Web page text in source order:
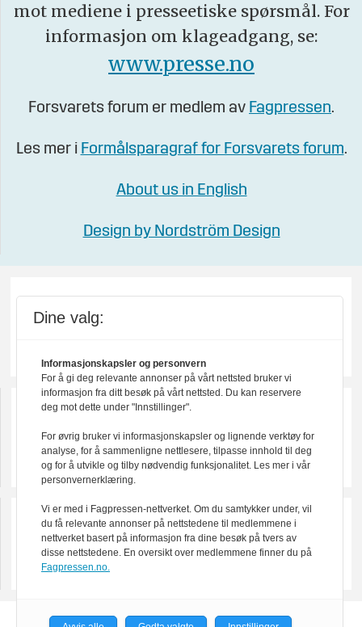
mot mediene i presseetiske spørsmål. For
informasjon om klageadgang, se:
www.presse.no
Forsvarets forum er medlem av Fagpressen.
Les mer i Formålsparagraf for Forsvarets forum.
About us in English
Design by Nordström Design
Dine valg:
Informasjonskapsler og personvern
For å gi deg relevante annonser på vårt nettsted bruker vi
informasjon fra ditt besøk på vårt nettsted. Du kan reservere
deg mot dette under "Innstillinger".
For øvrig bruker vi informasjonskapsler og lignende verktøy for
analyse, for å sammenligne nettlesere, tilpasse innhold til deg
og for å utvikle og tilby nødvendig funksjonalitet. Les mer i vår
personvernerklæring.
Vi er med i Fagpressen-nettverket. Om du samtykker under, vil
du få relevante annonser på nettstedene til medlemmene i
nettverket basert på informasjon fra dine besøk på tvers av
disse nettstedene. En oversikt over medlemmene finner du på
Fagpressen.no.